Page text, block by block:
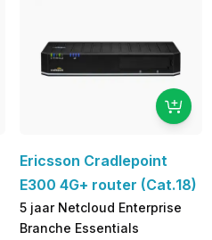
Ericsson Cradlepoint
E300 4G+ router (Cat.18)
5 jaar Netcloud Enterprise
Branche Essentials